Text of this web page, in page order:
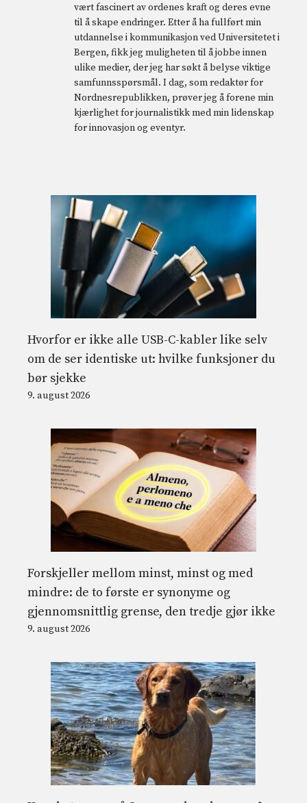
vært fascinert av ordenes kraft og deres evne
til å skape endringer. Etter å ha fullført min
utdannelse i kommunikasjon ved Universitetet i
Bergen, fikk jeg muligheten til å jobbe innen
ulike medier, der jeg har søkt å belyse viktige
samfunnsspørsmål. I dag, som redaktør for
Nordnesrepublikken, prøver jeg å forene min
kjærlighet for journalistikk med min lidenskap
for innovasjon og eventyr.
Hvorfor er ikke alle USB-C-kabler like selv
om de ser identiske ut: hvilke funksjoner du
bør sjekke
9. august 2026
Forskjeller mellom minst, minst og med
mindre: de to første er synonyme og
gjennomsnittlig grense, den tredje gjør ikke
9. august 2026